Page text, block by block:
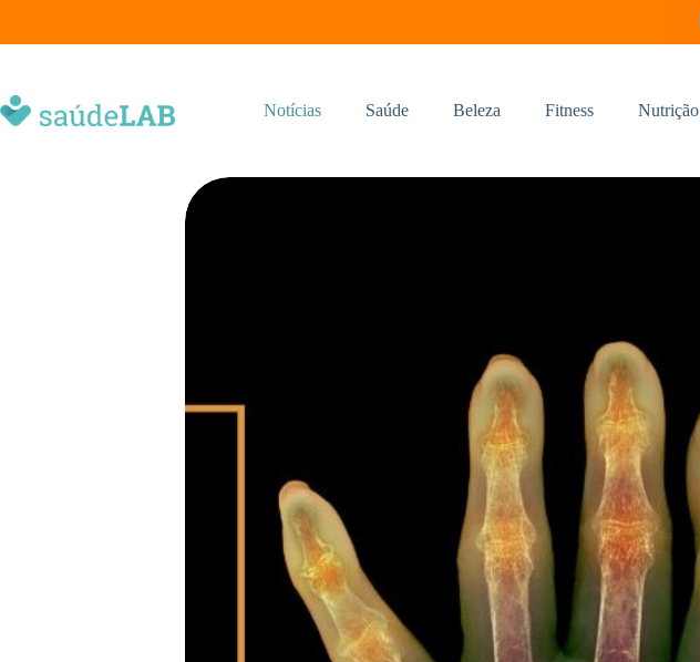
Notícias Saúde Beleza Fitness Nutrição